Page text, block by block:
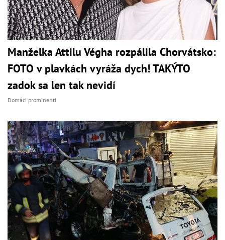
Manželka Attilu Végha rozpálila Chorvátsko:
FOTO v plavkách vyráža dych! TAKÝTO
zadok sa len tak nevidí
Domáci prominenti